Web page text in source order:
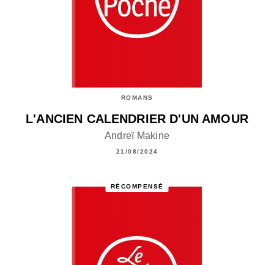
ROMANS
L'ANCIEN CALENDRIER D'UN AMOUR
Andreï Makine
21/08/2024
RÉCOMPENSÉ